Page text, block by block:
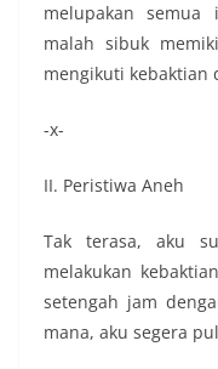
melupakan
malah sibuk
mengikuti kebaktian
-x-
II. Peristiwa Aneh
Tak terasa, aku
melakukan
setengah jam
mana, aku segera